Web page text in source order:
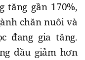
tăng gần 170%,
chăn nuôi và
đang gia tăng.
dầu giảm hơn